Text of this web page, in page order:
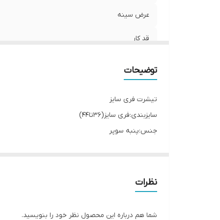
عرض سینه
قد کار
توضیحات
تیشرت فری سایز
سایزبندی:فری سایز(36تا44)
جنس:پنبه سوپر
نظرات
شما هم درباره این محصول نظر خود را بنویسید.